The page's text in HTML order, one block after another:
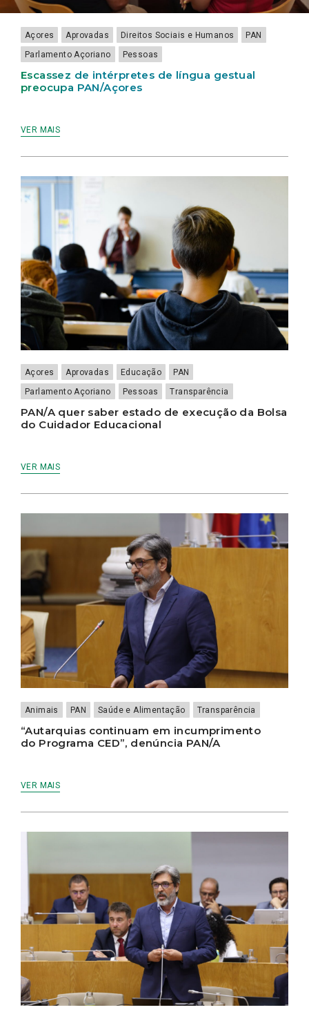
Açores Aprovadas Direitos Sociais e Humanos
PAN
Parlamento Açoriano
Pessoas
Escassez de intérpretes de língua gestual
preocupa PAN/Açores
VER MAIS
Açores Aprovadas Educação
PAN
Parlamento Açoriano
Pessoas Transparência
PAN/A quer saber estado de execução da Bolsa
do Cuidador Educacional
VER MAIS
Animais PAN Saúde e Alimentação Transparência
“Autarquias continuam em incumprimento
do Programa CED”, denúncia PAN/A
VER MAIS
LAMEIRINHO